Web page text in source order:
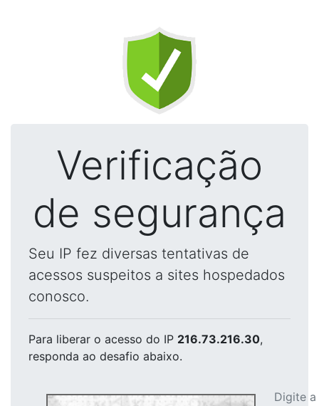
Verificação
de segurança
Seu IP fez diversas tentativas de
acessos suspeitos a sites hospedados
conosco.
Para liberar o acesso do IP 216.73.216.30,
responda ao desafio abaixo.
Digite